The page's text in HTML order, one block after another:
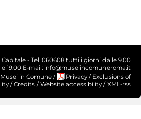
- Tel. 060608 tutti i giorni dalle 9.00
19.00 E-mail: info@museiincomuneroma.it
in Comune / Privacy / Exclusions of
/Credits /Website accessibility /XML-rss